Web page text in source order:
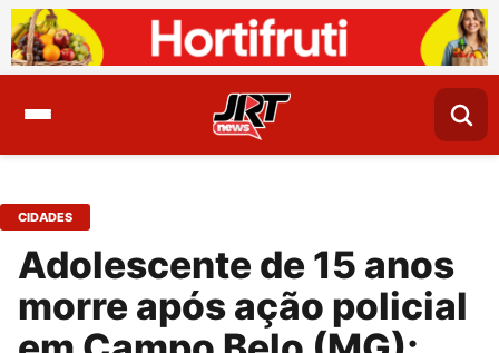
CIDADES
Adolescente de 15 anos
morre após ação policial